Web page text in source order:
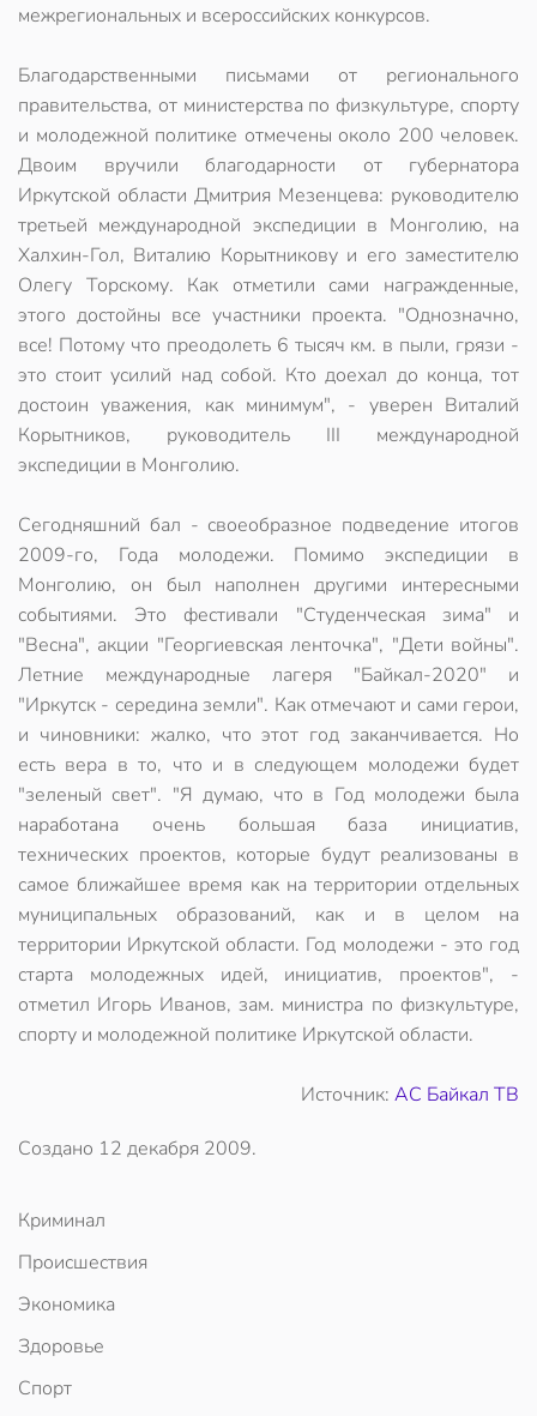
межрегиональных и всероссийских конкурсов.
Благодарственными письмами от регионального
правительства, от министерства по физкультуре, спорту
и молодежной политике отмечены около 200 человек.
Двоим вручили благодарности от губернатора
Иркутской области Дмитрия Мезенцева: руководителю
третьей международной экспедиции в Монголию, на
Халхин-Гол, Виталию Корытникову и его заместителю
Олегу Торскому. Как отметили сами награжденные,
этого достойны все участники проекта. "Однозначно,
все! Потому что преодолеть 6 тысяч км. в пыли, грязи -
это стоит усилий над собой. Кто доехал до конца, тот
достоин уважения, как минимум", - уверен Виталий
Корытников, руководитель III международной
экспедиции в Монголию.
Сегодняшний бал - своеобразное подведение итогов
2009-го, Года молодежи. Помимо экспедиции в
Монголию, он был наполнен другими интересными
событиями. Это фестивали "Студенческая зима" и
"Весна", акции "Георгиевская ленточка", "Дети войны".
Летние международные лагеря "Байкал-2020" и
"Иркутск - середина земли". Как отмечают и сами герои,
и чиновники: жалко, что этот год заканчивается. Но
есть вера в то, что и в следующем молодежи будет
"зеленый свет". "Я думаю, что в Год молодежи была
наработана очень большая база инициатив,
технических проектов, которые будут реализованы в
самое ближайшее время как на территории отдельных
муниципальных образований, как и в целом на
территории Иркутской области. Год молодежи - это год
старта молодежных идей, инициатив, проектов", -
отметил Игорь Иванов, зам. министра по физкультуре,
спорту и молодежной политике Иркутской области.
Источник: АС Байкал ТВ
Создано 12 декабря 2009.
Криминал
Происшествия
Экономика
Здоровье
Спорт